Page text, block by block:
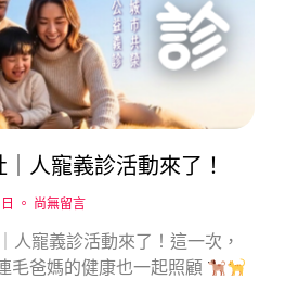
人寵義診活動來了！
尚無留言
人寵義診活動來了！這一次，
毛爸媽的健康也一起照顧